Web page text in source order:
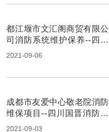
都江堰市文汇阁商贸有限公
司消防系统维护保养--四川
国晋消防维保案例
2021-09-06
成都市友爱中心敬老院消防
维保项目--四川国晋消防维
保案例
2021-09-03